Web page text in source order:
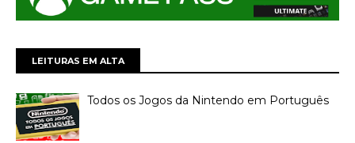
LEITURAS EM ALTA
Todos os Jogos da Nintendo em Português